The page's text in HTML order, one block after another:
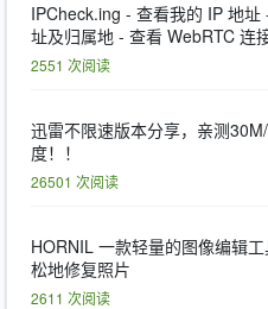
IPCheck.ing - 查看我的 IP 地址
址及归属地 - 查看 WebRTC 连
2551 次阅读
迅雷不限速版本分享，亲测
度！！
26501 次阅读
HORNIL 一款轻量的图像编辑
松地修复照片
2611 次阅读